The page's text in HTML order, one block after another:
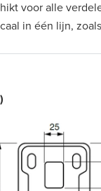
voor alle
in één lijn,